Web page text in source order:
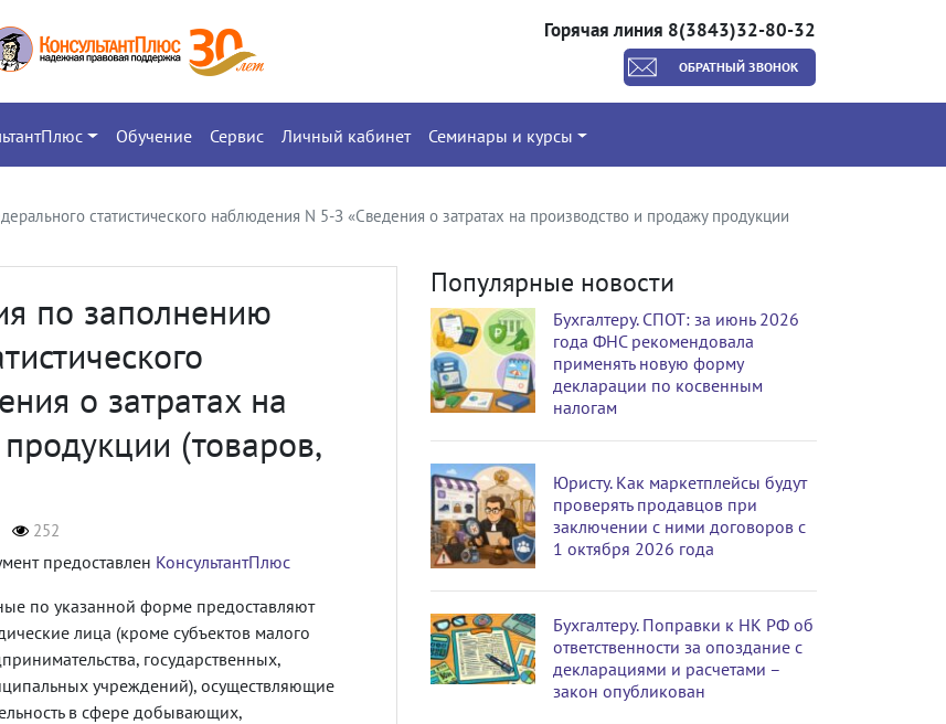
Горячая линия 8(3843)32-80-32
ОБРАТНЫЙ ЗВОНОК
Обучение Сервис Личный кабинет Семинары и курсы
статистического наблюдения N 5-З «Сведения о затратах на производство и продажу продукции
по заполнению
о затратах на
(товаров,
252
предоставлен КонсультантПлюс
по указанной форме предоставляют
лица (кроме субъектов малого
государственных,
учреждений), осуществляющие
в сфере добывающих,
Популярные новости
Бухгалтеру. СПОТ: за июнь 2026
года ФНС рекомендовала
применять новую форму
декларации по косвенным
налогам
Юристу. Как маркетплейсы будут
проверять продавцов при
заключении с ними договоров с
1 октября 2026 года
Бухгалтеру. Поправки к НК РФ об
ответственности за опоздание с
декларациями и расчетами –
закон опубликован